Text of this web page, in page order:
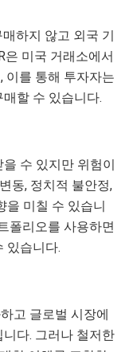
하지 않고 외국 기
은 미국 거래소에서
이를 통해 투자자는
할 수 있습니다.
수 있지만 위험이
동, 정치적 불안정,
을 미칠 수 있습니
폴리오를 사용하면
있습니다.
고 글로벌 시장에
다. 그러나 철저한